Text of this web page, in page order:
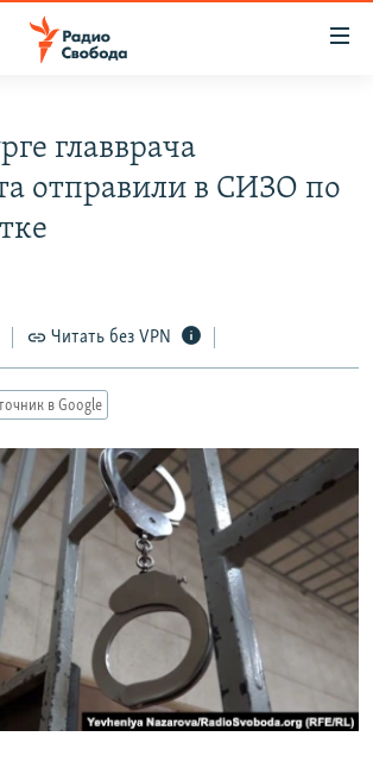
НА РАССЫЛКУ
главврача
отправили в СИЗО по
Читать без VPN
в Google